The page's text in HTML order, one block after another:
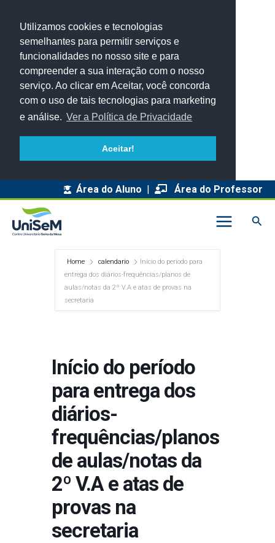
Utilizamos cookies e tecnologias
semelhantes para permitir serviços e
funcionalidades no nosso site e para
compreender a sua interação com o nosso
serviço. Ao clicar em Aceitar, você concorda
com o uso de tais tecnologias para marketing
e análise. Ver a Política de Privacidade
Aceitar!
Área do Aluno | Área do Professor
Home calendario
Início do período para
entrega dos diários-frequências/planos de
aulas/notas da 2º V.A e atas de provas na
secretaria
Início do período
para entrega dos
diários-
frequências/planos
de aulas/notas da
2º V.A e atas de
provas na
secretaria